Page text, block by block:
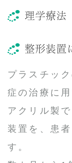
理学療法
整形装置
プラスチッ
症の治療に用
アクリル製
装置を、患
す。